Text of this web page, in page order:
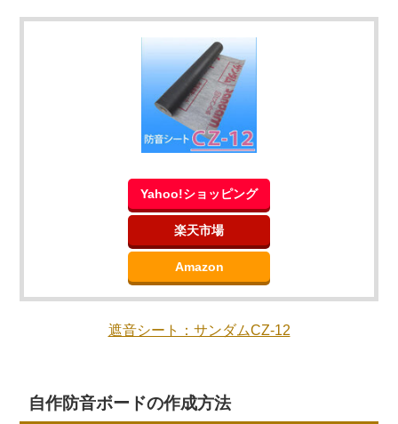
Yahoo!ショッピング
楽天市場
Amazon
遮音シート：サンダムCZ-12
自作防音ボードの作成方法